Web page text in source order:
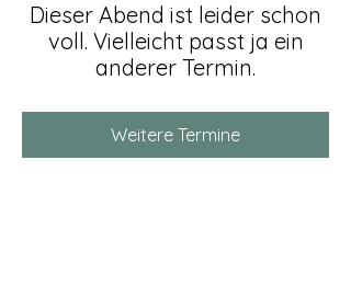
Dieser Abend ist leider schon
voll. Vielleicht passt ja ein
anderer Termin.
Weitere Termine